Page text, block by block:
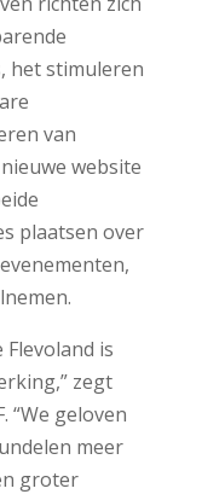
het stimuleren
van
website
plaatsen over
is
zegt
“We geloven
meer
groter